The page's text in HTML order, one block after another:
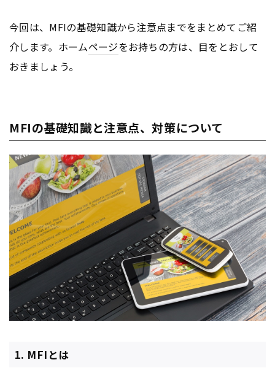
今回は、MFIの基礎知識から注意点までをまとめてご紹
介します。ホームページをお持ちの方は、目をとおして
おきましょう。
MFIの基礎知識と注意点、対策について
1. MFIとは